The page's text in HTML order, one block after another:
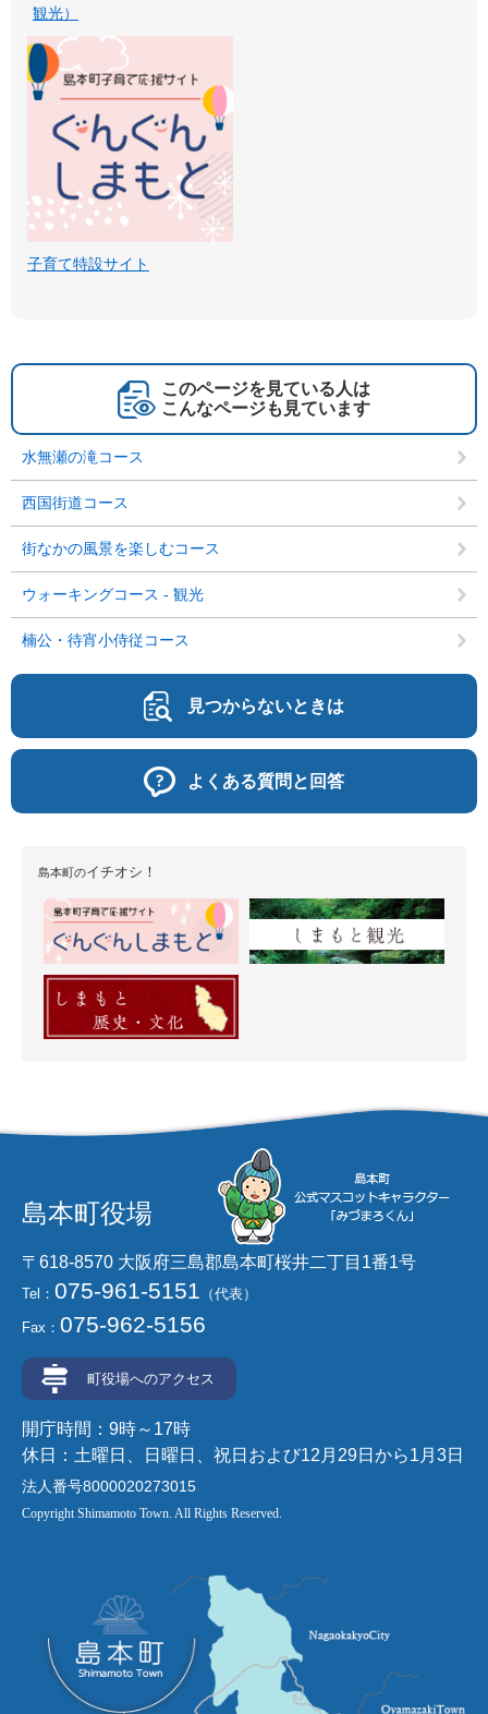
観光）
子育て特設サイト
このページを見ている人は
こんなページも見ています
水無瀬の滝コース
西国街道コース
街なかの風景を楽しむコース
ウォーキングコース - 観光
楠公・待宵小侍従コース
見つからないときは
よくある質問と回答
島本町のイチオシ！
島本町役場
〒618-8570 大阪府三島郡島本町桜井二丁目1番1号
Tel： 075-961-5151 （代表）
Fax： 075-962-5156
町役場へのアクセス
開庁時間：9時～17時
休日：土曜日、日曜日、祝日および12月29日から1月3日
法人番号8000020273015
Copyright Shimamoto Town. All Rights Reserved.